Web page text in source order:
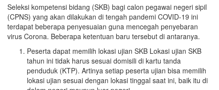
Seleksi kompetensi bidang (SKB) bagi calon pegawai negeri sipil
(CPNS) yang akan dilakukan di tengah pandemi COVID-19 ini
terdapat beberapa penyesuaian guna mencegah penyebaran
virus Corona. Beberapa ketentuan baru tersebut di antaranya.
Peserta dapat memilih lokasi ujian SKB Lokasi ujian SKB
tahun ini tidak harus sesuai domisili di kartu tanda
penduduk (KTP). Artinya setiap peserta ujian bisa memilih
lokasi ujian sesuai dengan lokasi tinggal saat ini, baik itu di